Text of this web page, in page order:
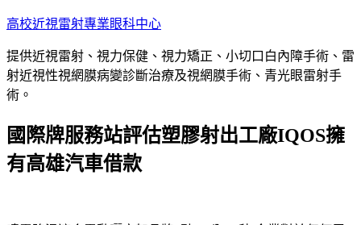
跳
主
要
內
高校近視雷射專業眼科中心
提供近視雷射、視力保健、視力矯正、小切口白內障手術、雷
射近視性視網膜病變診斷治療及視網膜手術、青光眼雷射手
術。
國際牌服務站評估塑膠射出工廠IQOS擁
有高雄汽車借款